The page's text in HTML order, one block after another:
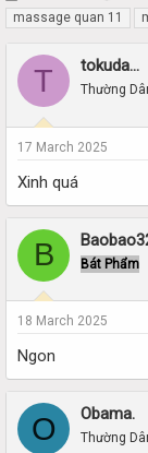
h
r
a
d
t
a
t
e
t
a
t
d
t
massage quan 11
T tokuda...
Thường
17 March 2025
Xinh quá
B Bát Phẩm
18 March 2025
Ngon
O Obama.
Thường